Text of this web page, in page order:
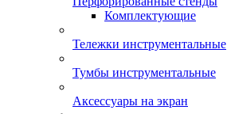
Комплектующие
Тележки инструментальные
Тумбы инструментальные
Аксессуары на экран